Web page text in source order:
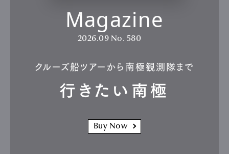
Magazine
2026.09 No. 580
クルーズ船ツアーから南極観測隊まで
行きたい南極
Buy Now